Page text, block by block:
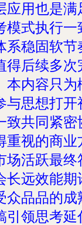
应用也是满
模式执行一
系稳固软节
得后续多次
本内容只为
与思想打开
致共同紧密
重视的商业
场活跃最终
长远效能期
众品品的成
引领思考延